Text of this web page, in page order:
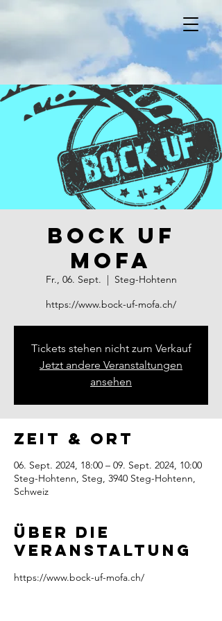
Bock uf
Mofa
Fr., 06. Sept.
  |
Steg-Hohtenn
https://www.bock-uf-mofa.ch/
Tickets stehen nicht zum Verkauf
Jetzt andere Veranstaltungen
ansehen
Zeit & Ort
06. Sept. 2024, 18:00 – 09. Sept. 2024, 10:00
Steg-Hohtenn, Steg, 3940 Steg-Hohtenn,
Schweiz
Über die
Veranstaltung
https://www.bock-uf-mofa.ch/